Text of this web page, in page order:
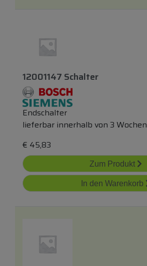
12001147 Schalter
Endschalter
lieferbar innerhalb von 3 Wochen
€ 45,83
Zum Produkt
In den Warenkorb